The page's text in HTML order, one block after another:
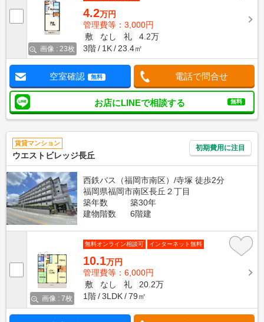
画像 : 23枚
4.2万円
管理費等：3,000円
敷
なし 礼
4.2万
3階
1K 23.4㎡
空室確認 無料 電話で問合せ
お店にLINEで相談する 無料
賃貸マンション
ウエストビレッジ長丘
初期費用に注目
西鉄バス（福岡市南区）/寺塚 徒歩2分
福岡県福岡市南区長丘２丁目
築年数
築30年
建物階数
6階建
画像 : 7枚
無料オンライン相談可 インターネット無料
10.1万円
管理費等：6,000円
敷
なし 礼
20.2万
1階
3LDK 79㎡